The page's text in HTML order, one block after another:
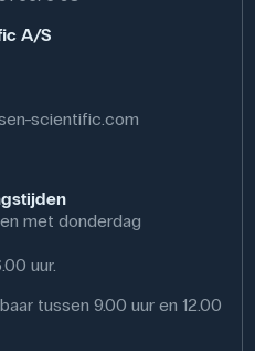
A/S
scientific.com
met donderdag
uur.
tussen 9.00 uur en 12.00